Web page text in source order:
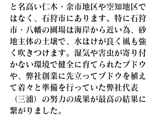
と名高い仁木・余市地区や空知地区で
はなく、石狩市にあります。特に石狩
市・八幡の圃場は海岸から近い為、砂
地主体の土壌で、水はけが良く風も強
く吹きつけます。湿気や害虫が寄り付
かない環境で健全に育てられたブドウ
や、弊社創業に先立ってブドウを植え
て着々と準備を行っていた弊社代表
（三浦）の努力の成果が最高の結果に
繋がりました。